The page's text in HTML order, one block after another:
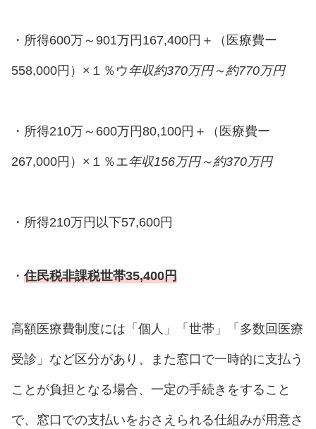
・所得600万～901万円167,400円＋（医療費ー
558,000円）×１％ウ年収約370万円～約770万円
・所得210万～600万円80,100円＋（医療費ー
267,000円）×１％エ年収156万円～約370万円
・所得210万円以下57,600円
・住民税非課税世帯35,400円
高額医療費制度には「個人」「世帯」「多数回医療
受診」など区分があり、また窓口で一時的に支払う
ことが負担となる場合、一定の手続きをすること
で、窓口での支払いをおさえられる仕組みが用意さ